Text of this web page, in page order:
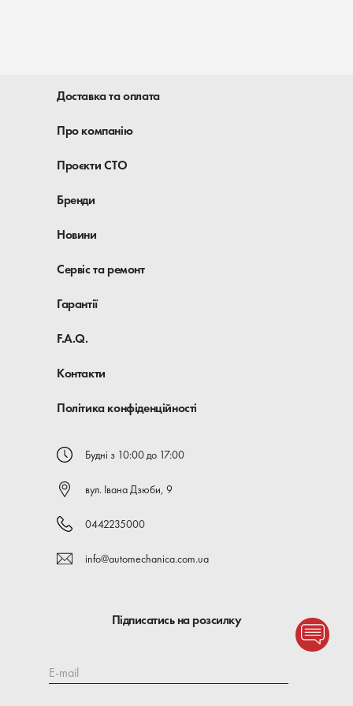
Доставка та оплата
Про компанію
Проєкти СТО
Бренди
Новини
Сервіс та ремонт
Гарантії
F.A.Q.
Контакти
Політика конфіденційності
Будні з 10:00 до 17:00
вул. Івана Дзюби, 9
0442235000
info@automechanica.com.ua
Підписатись на розсилку
E-mail